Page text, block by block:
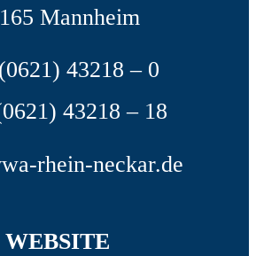
Mannheim
43218 – 0
43218 – 18
rhein-neckar.de
WEBSITE